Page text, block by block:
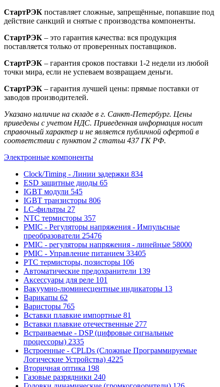
СтартРЭК поставляет сложные, запрещённые, попавшие под
действие санкций и снятые с производства компоненты.
СтартРЭК – это гарантия качества: вся продукция
поставляется только от проверенных поставщиков.
СтартРЭК – гарантия сроков поставки 1-2 недели из любой
точки мира, если не успеваем возвращаем деньги.
СтартРЭК – гарантия лучшей цены: прямые поставки от
заводов производителей.
Указано наличие на складе в г. Санкт-Петербург. Цены
приведены с учетом НДС. Приведенная информация носит
справочный характер и не является публичной офертой в
соответствии с пунктом 2 статьи 437 ГК РФ.
Электронные компоненты
Clock/Timing - Линии задержки 834
ESD защитные диоды 65
IGBT модули 545
IGBT транзисторы 806
LC-фильтры 27
NTC термисторы 357
PMIC - Регуляторы напряжения - Импульсные
преобразователи 25476
PMIC - регуляторы напряжения - линейные 58000
PMIC - Управление питанием 33405
PTC термисторы, позисторы 106
Автоматические предохранители 139
Аксессуары для реле 101
Вакуумно-люминесцентные индикаторы 13
Варикапы 62
Варисторы 765
Вставки плавкие импортные 81
Вставки плавкие отечественные 277
Встраиваемые - DSP (цифровые сигнальные
процессоры) 2335
Встроенные - CPLDs (Сложные Программируемые
Логические Устройства) 4225
Вторичная оптика 198
Газовые разрядники 240